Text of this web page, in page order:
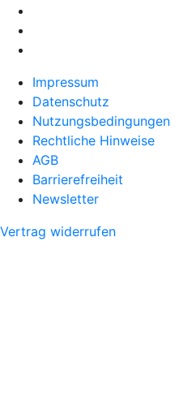
Impressum
Datenschutz
Nutzungsbedingungen
Rechtliche Hinweise
AGB
Barrierefreiheit
Newsletter
Vertrag widerrufen